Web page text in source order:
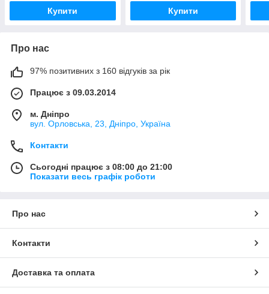
Купити Купити
Про нас
97% позитивних з 160 відгуків за рік
Працює з 09.03.2014
м. Дніпро
вул. Орловська, 23, Дніпро, Україна
Контакти
Сьогодні працює з 08:00 до 21:00
Показати весь графік роботи
Про нас
Контакти
Доставка та оплата